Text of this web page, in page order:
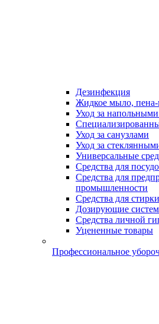
Дезинфекция
Жидкое мыло,
Уход за
Уход за санузлами
Уход за
Универсальные
Средства для
Средства для
промышленности
Средства для стирки
Дозирующие
Средства личной
Уцененные товары
Профессиональное